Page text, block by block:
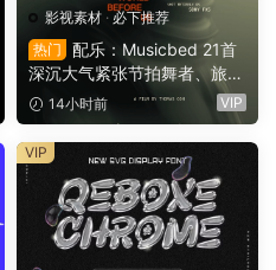
影视素材 ·必下推荐
热门
配乐：Musicbed 21首
深沉大气紧张节拍舞者、旅行
场景商业电影广告宣传配乐B
GM视频背景音乐素材（1616
1）
14小时前 VIP
VIP